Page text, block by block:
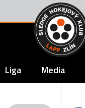
Liga Media